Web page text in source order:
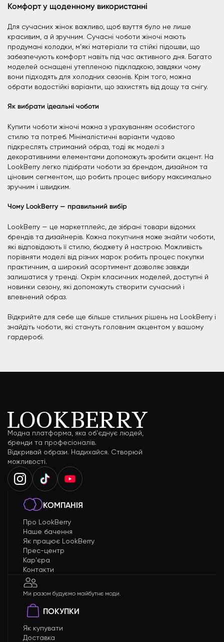
Комфорт у щоденному використанні
Для сучасних жінок важливо, щоб взуття було не лише
красивим, а й зручним. Сучасні чоботи жіночі мають
продумані колодки, м’які матеріали та стійкі підошви, що
забезпечують комфорт навіть під час активного дня. Багато
моделей оснащені утепленою підкладкою, завдяки чому
вони підходять для холодних сезонів. Крім того, можна
обрати водостійкі варіанти, що захистять від дощу та снігу.
Як вибрати ідеальні чоботи
Купити чоботи жіночі можна з урахуванням особистого
стилю та потреб. Мінімалістичні варіанти чудово
підкреслять стриманий образ, тоді як моделі з
декоративними елементами допоможуть зробити акцент. На
LookBerry легко підібрати чоботи за брендом, дизайном та
ціновим сегментом, що робить процес вибору максимально
зручним і швидким.
Чому LookBerry — правильний вибір
LookBerry — це маркетплейс, де зібрані товари відомих
брендів та дизайнерів. Кожна покупчиня може знайти чоботи,
які відповідають її стилю, бюджету й настрою. Можливість
порівняти моделі від різних марок робить процес покупки
практичним, а широкий асортимент дозволяє завжди
залишатися у тренді. Окрім класичних моделей, доступні й
новинки сезону, які допоможуть створити сучасний і
впевнений образ.
Відкрийте для себе ще більше стильних рішень на LookBerry і
знайдіть чоботи, які стануть головним акцентом у вашому
гардеробі.
Модна платформа, яка об'єднує людей,
бренди та професіоналів.
Відкривай образи. Надихайся. Створюй
можливості.
КОМПАНІЯ
Про LookBerry
Наше бачення
Як працює LookBerry
Прес-центр
Кар'єра
Контакти
Ми разом будуємо майбутнє моди.
ПОКУПКИ
Як купувати
Доставка